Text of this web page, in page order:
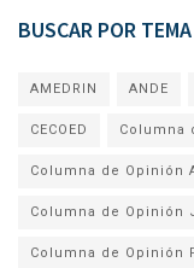
BUSCAR POR TEMA
AMEDRIN ANDE
CECOED Columna
Columna de Opinión
Columna de Opinión
Columna de Opinión